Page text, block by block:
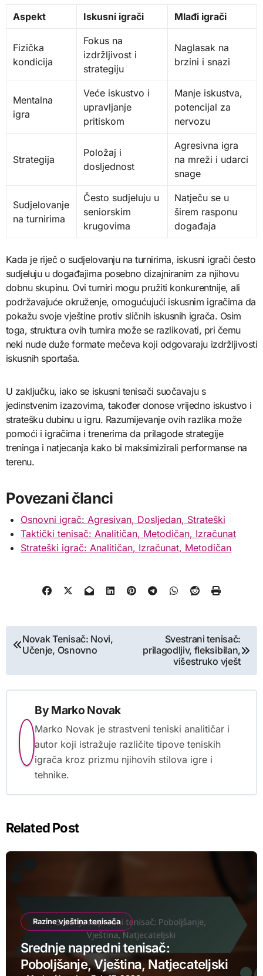
Aspekt Iskusni igrači Mlađi igrači
Fizička
kondicija
Fokus na
izdržljivost i
strategiju
Naglasak na
brzini i snazi
Mentalna
igra
Veće iskustvo i
upravljanje
pritiskom
Manje iskustva,
potencijal za
nervozu
Strategija
Položaj i
dosljednost
Agresivna igra
na mreži i udarci
snage
Sudjelovanje
na turnirima
Često sudjeluju u
seniorskim
krugovima
Natječu se u
širem rasponu
događaja
Kada je riječ o sudjelovanju na turnirima, iskusni igrači često
sudjeluju u događajima posebno dizajniranim za njihovu
dobnu skupinu. Ovi turniri mogu pružiti konkurentnije, ali
podržavajuće okruženje, omogućujući iskusnim igračima da
pokažu svoje vještine protiv sličnih iskusnih igrača. Osim
toga, struktura ovih turnira može se razlikovati, pri čemu
neki nude duže formate mečeva koji odgovaraju izdržljivosti
iskusnih sportaša.
U zaključku, iako se iskusni tenisači suočavaju s
jedinstvenim izazovima, također donose vrijedno iskustvo i
stratešku dubinu u igru. Razumijevanje ovih razlika može
pomoći i igračima i trenerima da prilagode strategije
treninga i natjecanja kako bi maksimizirali performanse na
terenu.
Povezani članci
Osnovni igrač: Agresivan, Dosljedan, Strateški
Taktički tenisač: Analitičan, Metodičan, Izračunat
Strateški igrač: Analitičan, Izračunat, Metodičan
Post
navigation
Novak Tenisač: Novi,
Učenje, Osnovno
Svestrani tenisač:
prilagodljiv, fleksibilan,
višestruko vješt
By Marko Novak
Marko Novak je strastveni teniski analitičar i
autor koji istražuje različite tipove teniskih
igrača kroz prizmu njihovih stilova igre i
tehnike.
Related Post
Razine vještina tenisača
Srednje napredni tenisač:
Poboljšanje, Vještina, Natjecateljski